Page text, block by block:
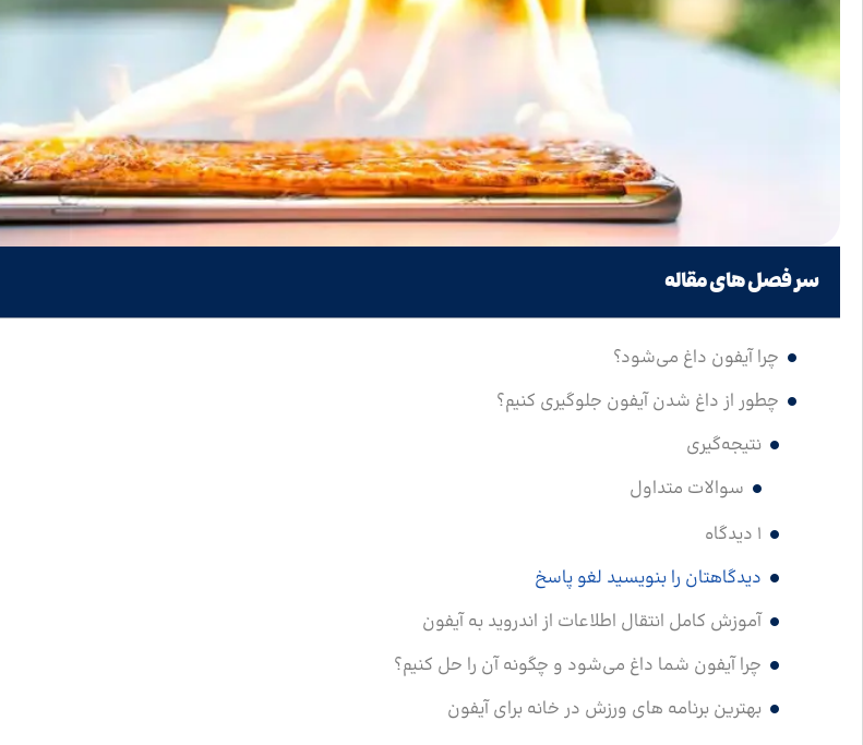
سر فصل های مقاله
چرا آیفون داغ می‌شود؟
چطور از داغ شدن آیفون جلوگیری کنیم؟
نتیجه‌گیری
سوالات متداول
۱ دیدگاه
دیدگاهتان را بنویسید لغو پاسخ
آموزش کامل انتقال اطلاعات از اندروید به آیفون
چرا آیفون شما داغ می‌شود و چگونه آن را حل کنیم؟
بهترین برنامه های ورزش در خانه برای آیفون